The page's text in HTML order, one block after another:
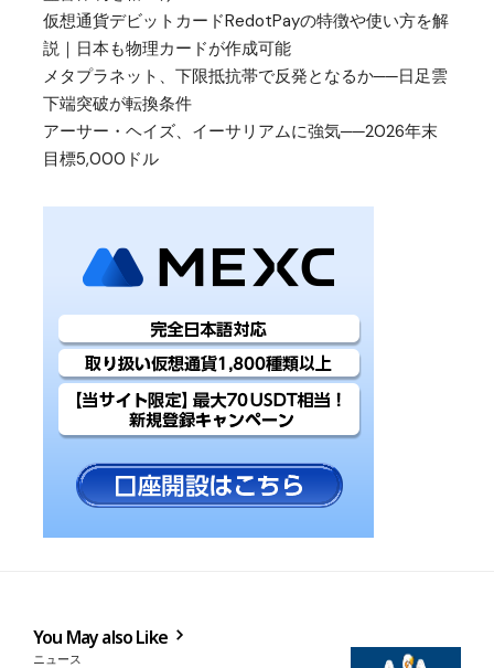
仮想通貨デビットカードRedotPayの特徴や使い方を解
説｜日本も物理カードが作成可能
メタプラネット、下限抵抗帯で反発となるか──日足雲
下端突破が転換条件
アーサー・ヘイズ、イーサリアムに強気──2026年末
目標5,000ドル
You May also Like
ニュース